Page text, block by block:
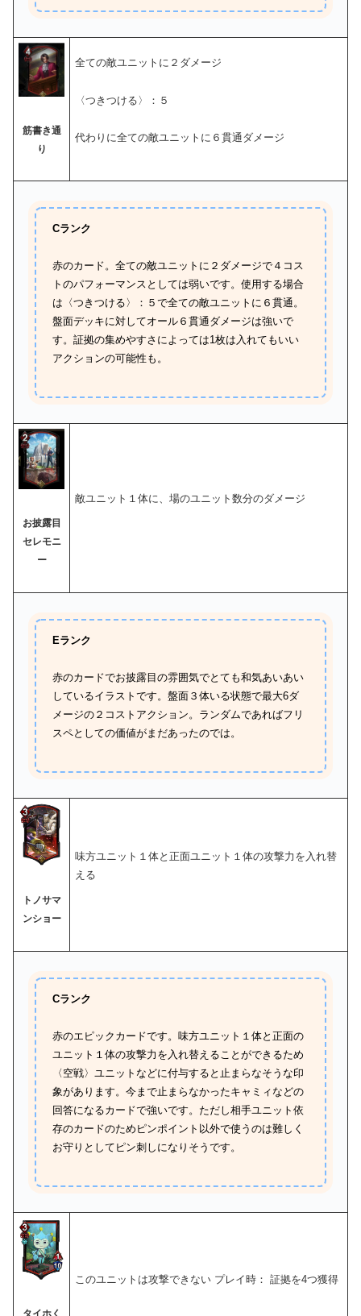
筋書き通
り
全ての敵ユニットに２ダメージ
〈つきつける〉：５
代わりに全ての敵ユニットに６貫通ダメージ
Cランク
赤のカード。全ての敵ユニットに２ダメージで４コス
トのパフォーマンスとしては弱いです。使用する場合
は〈つきつける〉：５で全ての敵ユニットに６貫通。
盤面デッキに対してオール６貫通ダメージは強いで
す。証拠の集めやすさによっては1枚は入れてもいい
アクションの可能性も。
お披露目
セレモニ
ー
敵ユニット１体に、場のユニット数分のダメージ
Eランク
赤のカードでお披露目の雰囲気でとても和気あいあい
しているイラストです。盤面３体いる状態で最大6ダ
メージの２コストアクション。ランダムであればフリ
スペとしての価値がまだあったのでは。
トノサマ
ンショー
味方ユニット１体と正面ユニット１体の攻撃力を入れ替
える
Cランク
赤のエピックカードです。味方ユニット１体と正面の
ユニット１体の攻撃力を入れ替えることができるため
〈空戦〉ユニットなどに付与すると止まらなそうな印
象があります。今まで止まらなかったキャミィなどの
回答になるカードで強いです。ただし相手ユニット依
存のカードのためピンポイント以外で使うのは難しく
お守りとしてピン刺しになりそうです。
タイホく
このユニットは攻撃できない プレイ時： 証拠を4つ獲得